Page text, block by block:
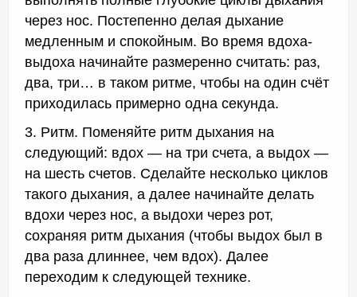
через нос. Постепенно делая дыхание
медленным и спокойным. Во время вдоха-
выдоха начинайте размеренно считать: раз,
два, три… в таком ритме, чтобы на один счёт
приходилась примерно одна секунда.
3. Ритм. Поменяйте ритм дыхания на
следующий: вдох — на три счета, а выдох —
на шесть счетов. Сделайте несколько циклов
такого дыхания, а далее начинайте делать
вдохи через нос, а выдохи через рот,
сохраняя ритм дыхания (чтобы выдох был в
два раза длиннее, чем вдох). Далее
переходим к следующей технике.